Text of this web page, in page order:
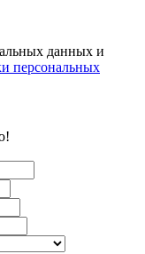
данных и
персональных